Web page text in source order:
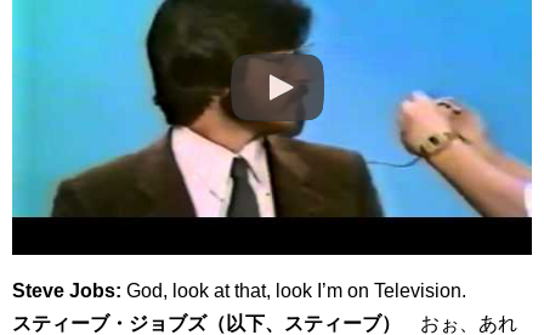
Steve Jobs: God, look at that, look I’m on Television.
スティーブ・ジョブズ（以下、スティーブ）
おぉ、あれ